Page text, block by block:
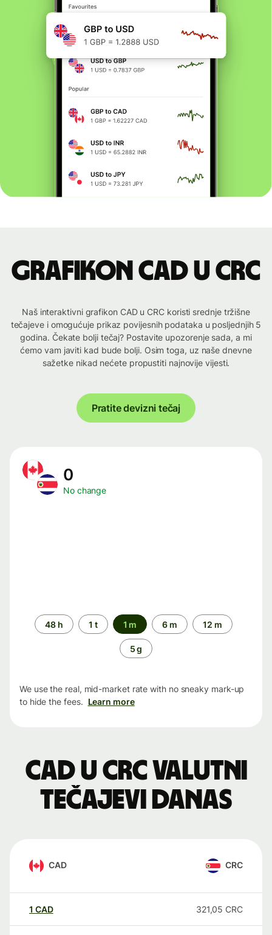
Grafikon CAD u CRC
Naš interaktivni grafikon CAD u CRC koristi srednje tržišne
tečajeve i omogućuje prikaz povijesnih podataka u posljednjih 5
godina. Čekate bolji tečaj? Postavite upozorenje sada, a mi
ćemo vam javiti kad bude bolji. Osim toga, uz naše dnevne
sažetke nikad nećete propustiti najnovije vijesti.
Pratite devizni tečaj
0
No change
Time
period
48 h 1 t 1 m 6 m 12 m
5 g
We use the real, mid-market rate with no sneaky mark-up
to hide the fees. Learn more
CAD u CRC valutni
tečajevi danas
CAD CRC
1 CAD 321,05 CRC